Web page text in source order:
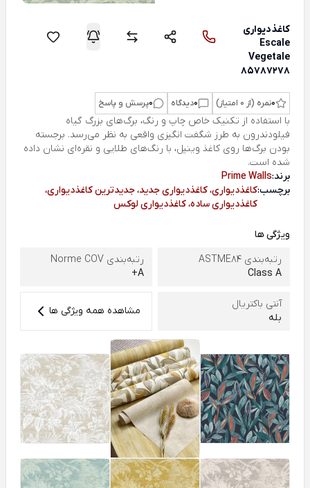
کاغذ‌دیواری
Escale
Vegetale
85787278
0نمره (از 0 امتیاز) 0دیدگاه 0پرسش و پاسخ
با استفاده از تکنیک خاص چاپ و رنگ، برگ‌های بزرگ گیاه
فیلودندرون به طرز شگفت انگیزی واقعی به نظر می‌رسد. برجسته
بودن برگ‌ها روی کاغذ وینیل، با رنگ‌های طلایی و نقره‌ای نشان داده
شده است.
برند:Prime Walls
برچسب:کاغذدیواری، کاغذدیواری جدید، جدیدترین کاغذدیواری،
کاغذدیواری ساده، کاغذدیواری لوکس
ویژگی ها
رتبه‌بندی ASTME84
Class A
رتبه‌بندی Norme COV
A+
آنتی باکتریال
بله
مشاهده همه ویژگی ها